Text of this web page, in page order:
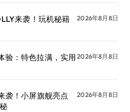
来袭！玩机秘籍
2026年8月8日
验：特色拉满，实用2026年8月8日
袭！小屏旗舰亮点
2026年8月8日